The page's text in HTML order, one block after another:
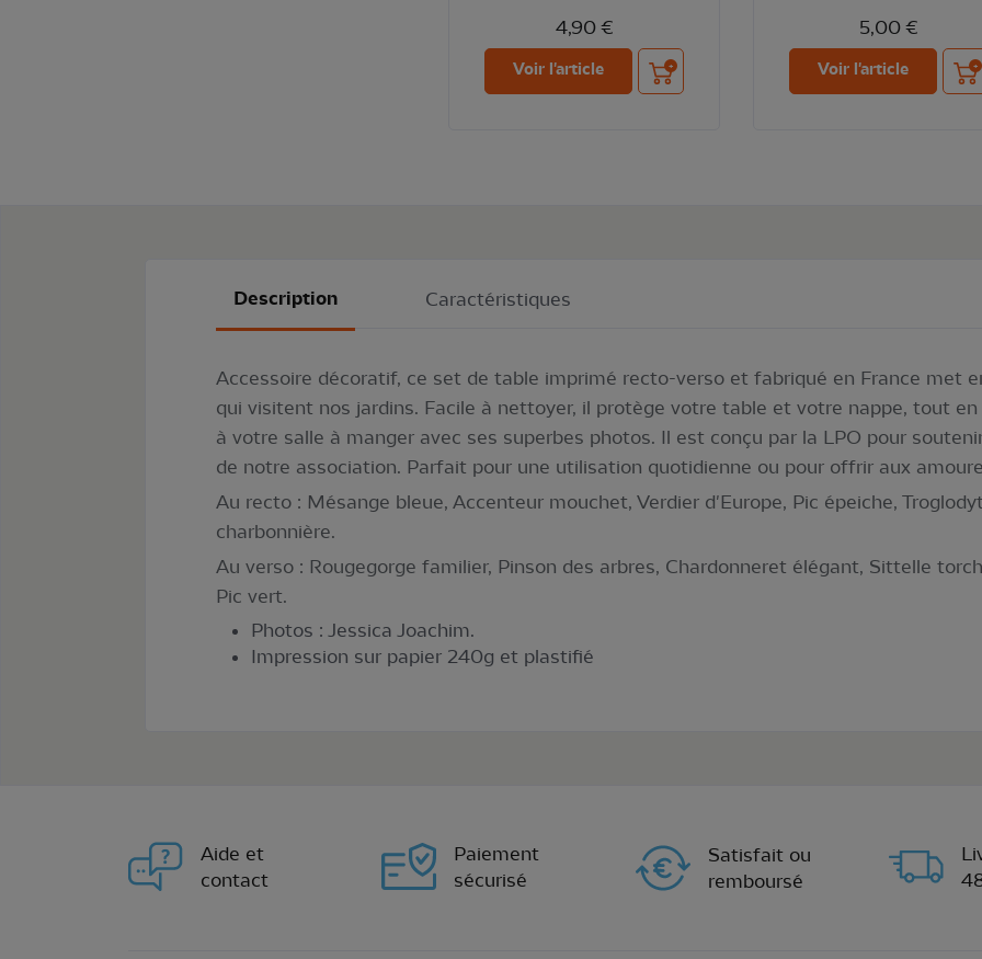
4,90 €
Voir l'article Ajouter au panier
5,00 €
Voir l'article
Description Caractéristiques
Accessoire décoratif, ce set de table imprimé recto-verso et fabriqué en France met
qui visitent nos jardins. Facile à nettoyer, il protège votre table et votre nappe, tout
à votre salle à manger avec ses superbes photos. Il est conçu par la LPO pour
de notre association. Parfait pour une utilisation quotidienne ou pour offrir aux
Au recto : Mésange bleue, Accenteur mouchet, Verdier d'Europe, Pic épeiche,
charbonnière.
Au verso : Rougegorge familier, Pinson des arbres, Chardonneret élégant, Sittelle
Pic vert.
Photos : Jessica Joachim.
Impression sur papier 240g et plastifié
Aide et
contact
Paiement
sécurisé
Satisfait ou
remboursé